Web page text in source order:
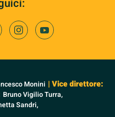
Monini | Vice direttore:
Bruno Vigilio Turra,
Sandri,